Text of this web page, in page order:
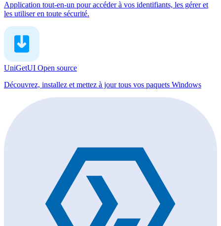
Application tout-en-un pour accéder à vos identifiants, les gérer et
les utiliser en toute sécurité.
UniGetUI Open source
Découvrez, installez et mettez à jour tous vos paquets Windows